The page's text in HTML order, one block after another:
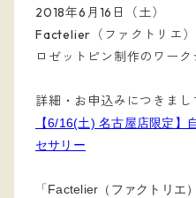
2018年6月16日（土）
Factelier（ファクトリエ
ロゼットピン制作のワーク
詳細・お申込みにつきま
【6/16(土) 名古屋店限定】
セサリー
「Factelier（ファクトリエ